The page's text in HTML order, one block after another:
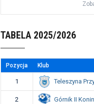
TABELA 2025/2026
Pozycja Klub
1 Teleszyna
2 Górnik II Konin